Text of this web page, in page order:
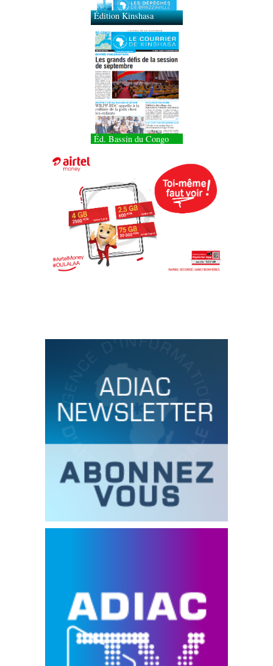
Éd. Bassin du Congo